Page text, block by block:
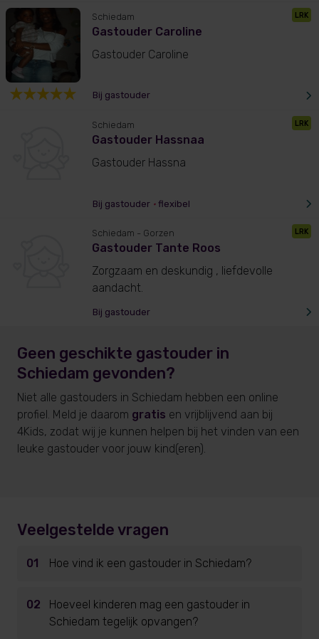
LRK
Schiedam
Gastouder Caroline
Gastouder Caroline
Bij gastouder
LRK
Schiedam
Gastouder Hassnaa
Gastouder Hassna
Bij gastouder •flexibel
LRK
Schiedam - Gorzen
Gastouder Tante Roos
Zorgzaam en deskundig , liefdevolle
aandacht.
Bij gastouder
Geen geschikte gastouder in
Schiedam gevonden?
Niet alle gastouders in Schiedam hebben een online
profiel. Meld je daarom gratis en vrijblijvend aan bij
4Kids, zodat wij je kunnen helpen bij het vinden van een
leuke gastouder voor jouw kind(eren).
Veelgestelde vragen
01 Hoe vind ik een gastouder in Schiedam?
02
Hoeveel kinderen mag een gastouder in
Schiedam tegelijk opvangen?